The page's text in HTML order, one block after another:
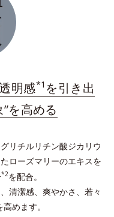
ゲン
均一に整列。長時
吸着し、テカリを
明感*1 を引き出
を高める
リチルリチン酸ジカリウ
ローズマリーのエキスを
*2を配合。
清潔感、爽やかさ、若々
めます。